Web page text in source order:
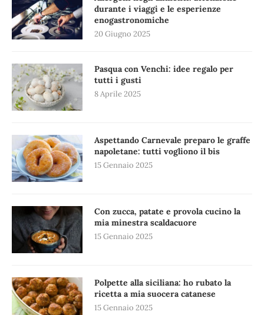
durante i viaggi e le esperienze
enogastronomiche
20 Giugno 2025
Pasqua con Venchi: idee regalo per
tutti i gusti
8 Aprile 2025
Aspettando Carnevale preparo le graffe
napoletane: tutti vogliono il bis
15 Gennaio 2025
Con zucca, patate e provola cucino la
mia minestra scaldacuore
15 Gennaio 2025
Polpette alla siciliana: ho rubato la
ricetta a mia suocera catanese
15 Gennaio 2025